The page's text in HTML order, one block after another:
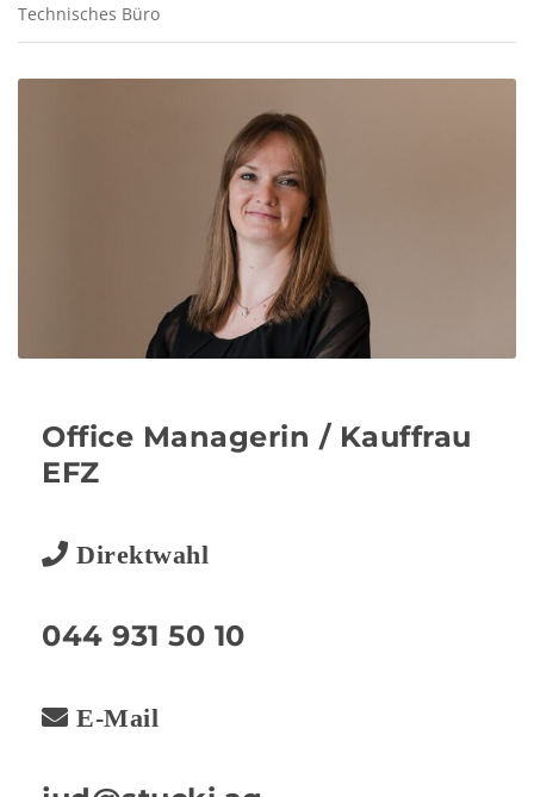
Technisches Büro
Office Managerin / Kauffrau
EFZ
Direktwahl
044 931 50 10
E-Mail